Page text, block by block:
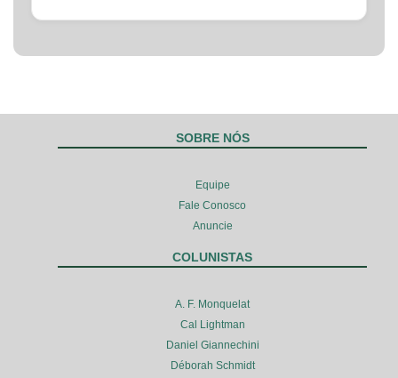
SOBRE NÓS
Equipe
Fale Conosco
Anuncie
COLUNISTAS
A. F. Monquelat
Cal Lightman
Daniel Giannechini
Déborah Schmidt